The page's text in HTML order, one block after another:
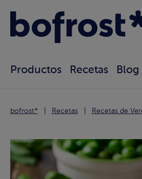
Productos Recetas Blog
bofrost* Recetas Recetas de